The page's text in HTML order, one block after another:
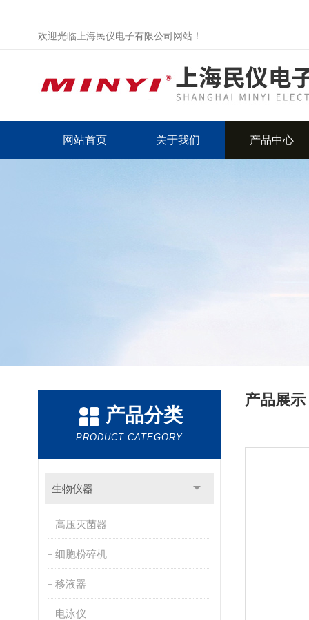
欢迎光临上海民仪电子有限公司网站！
网站首页 关于我们 产品中心
产品分类
PRODUCT CATEGORY
生物仪器
高压灭菌器
细胞粉碎机
移液器
电泳仪
产品展示